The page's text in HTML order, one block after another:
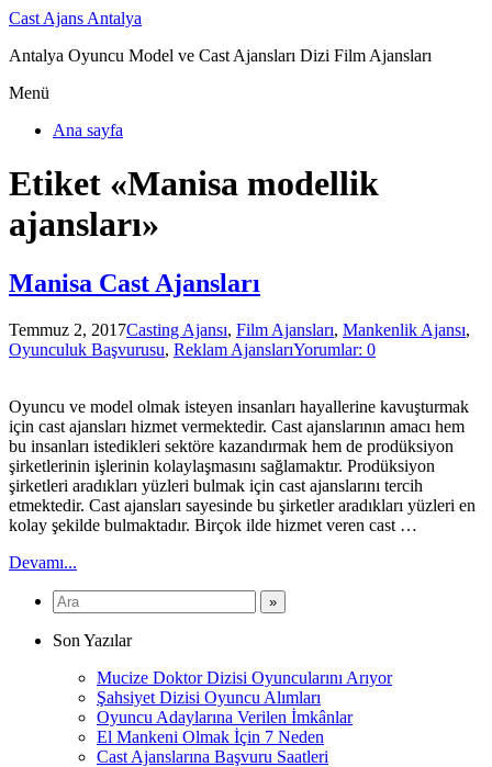
Cast Ajans Antalya
Antalya Oyuncu Model ve Cast Ajansları Dizi Film Ajansları
Menü
Ana sayfa
Etiket «Manisa modellik
ajansları»
Manisa Cast Ajansları
Temmuz 2, 2017Casting Ajansı, Film Ajansları, Mankenlik Ajansı,
Oyunculuk Başvurusu, Reklam AjanslarıYorumlar: 0
Oyuncu ve model olmak isteyen insanları hayallerine kavuşturmak
için cast ajansları hizmet vermektedir. Cast ajanslarının amacı hem
bu insanları istedikleri sektöre kazandırmak hem de prodüksiyon
şirketlerinin işlerinin kolaylaşmasını sağlamaktır. Prodüksiyon
şirketleri aradıkları yüzleri bulmak için cast ajanslarını tercih
etmektedir. Cast ajansları sayesinde bu şirketler aradıkları yüzleri en
kolay şekilde bulmaktadır. Birçok ilde hizmet veren cast …
Devamı...
Son Yazılar
Mucize Doktor Dizisi Oyuncularını Arıyor
Şahsiyet Dizisi Oyuncu Alımları
Oyuncu Adaylarına Verilen İmkânlar
El Mankeni Olmak İçin 7 Neden
Cast Ajanslarına Başvuru Saatleri